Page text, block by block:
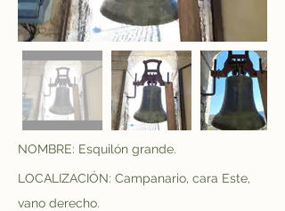
NOMBRE: Esquilón grande.
LOCALIZACIÓN: Campanario, cara Este,
vano derecho.